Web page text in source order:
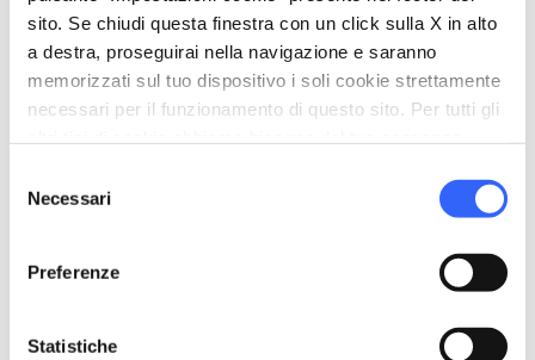
sito. Se chiudi questa finestra con un click sulla X in alto
a destra, proseguirai nella navigazione e saranno
memorizzati sul tuo dispositivo i soli cookie strettamente
necessari per il funzionamento di questo sito. Per tutti gli
delNecessari
Preferenze
Statistiche